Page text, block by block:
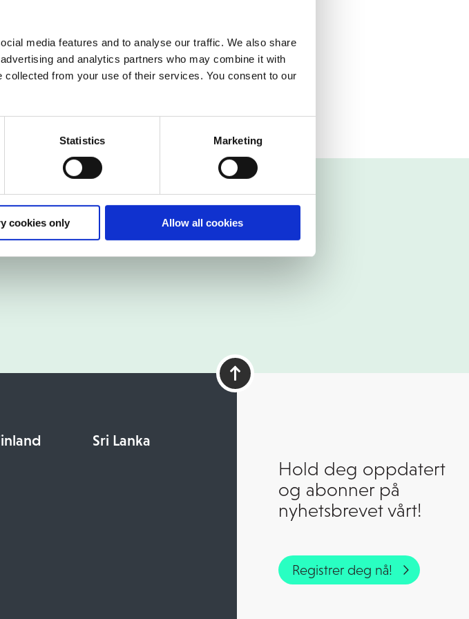
media features and to analyse our traffic. We also share
and analytics partners who may combine it with
collected from your use of their services. You consent to our
Statistics Marketing
cookies only Allow all cookies
som kan gi deg på
Sri Lanka
Hold deg oppdatert
og abonner på
nyhetsbrevet vårt!
Registrer deg nå!